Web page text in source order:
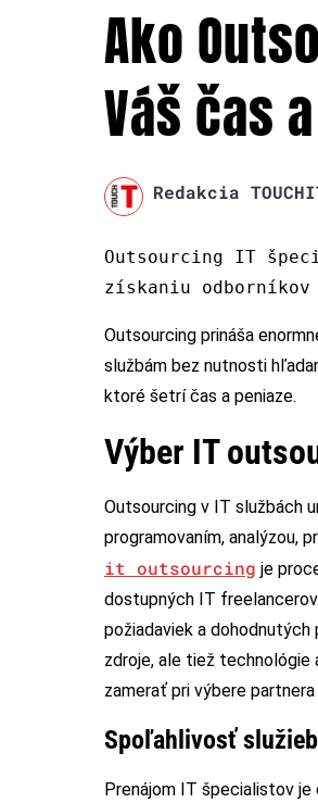
Ako
Váš čas
Redakcia
Outsourcing IT
získaniu
Outsourcing prináša
službám bez nutnosti
ktoré šetrí čas a peniaze.
Výber IT
Outsourcing v IT službách
programovaním, analýzou,
it outsourcing je
dostupných IT
požiadaviek a
zdroje, ale tiež technológie
zamerať pri výbere
Spoľahlivosť služieb
Prenájom IT špecialistov